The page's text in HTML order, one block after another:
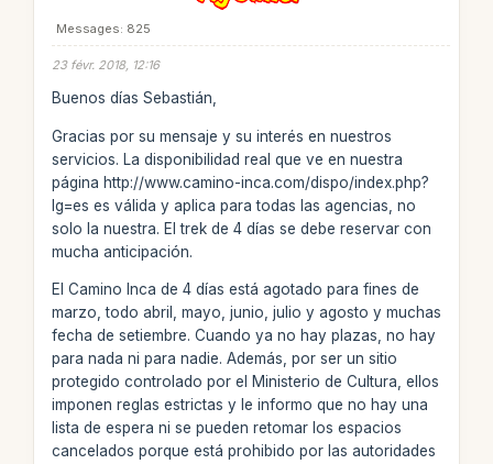
Messages: 825
23 févr. 2018, 12:16
Buenos días Sebastián,
Gracias por su mensaje y su interés en nuestros
servicios. La disponibilidad real que ve en nuestra
página http://www.camino-inca.com/dispo/index.php?
lg=es es válida y aplica para todas las agencias, no
solo la nuestra. El trek de 4 días se debe reservar con
mucha anticipación.
El Camino Inca de 4 días está agotado para fines de
marzo, todo abril, mayo, junio, julio y agosto y muchas
fecha de setiembre. Cuando ya no hay plazas, no hay
para nada ni para nadie. Además, por ser un sitio
protegido controlado por el Ministerio de Cultura, ellos
imponen reglas estrictas y le informo que no hay una
lista de espera ni se pueden retomar los espacios
cancelados porque está prohibido por las autoridades